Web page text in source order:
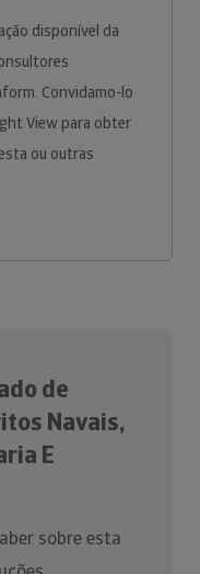
disponível da
Convidamo-lo
View para obter
ou outras
de
Navais,
E
sobre esta